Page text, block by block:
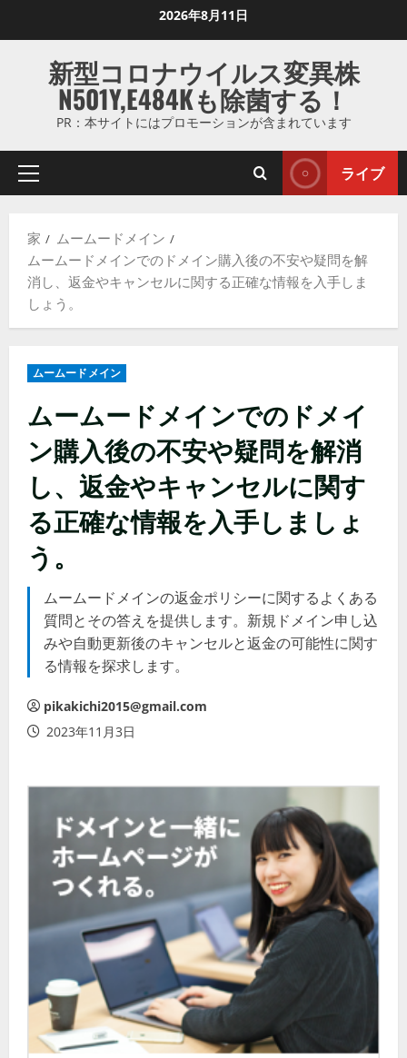
ス
ッ
2026年8月11日
新型コロナウイルス変異株
N501Y,E484Kも除菌する！
PR：本サイトにはプロモーションが含まれています
プ
マ
リ
メ
ニ
ライブ
家
ムームードメイン
ムームードメインでのドメイン購入後の不安や疑問を解
消し、返金やキャンセルに関する正確な情報を入手しま
しょう。
ムームードメイン
ムームードメインでのドメイ
ン購入後の不安や疑問を解消
し、返金やキャンセルに関す
る正確な情報を入手しましょ
う。
ムームードメインの返金ポリシーに関するよくある
質問とその答えを提供します。新規ドメイン申し込
みや自動更新後のキャンセルと返金の可能性に関す
る情報を探求します。
pikakichi2015@gmail.com
2023年11月3日